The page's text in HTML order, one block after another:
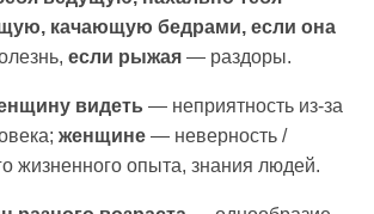
качающую бедрами, если она
если рыжая — раздоры.
видеть — неприятность из-за
женщине — неверность /
жизненного опыта, знания людей.